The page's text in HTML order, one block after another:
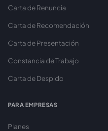
Carta de Renuncia
Carta de Recomendación
Carta de Presentación
Constancia de Trabajo
Carta de Despido
PARA EMPRESAS
Planes